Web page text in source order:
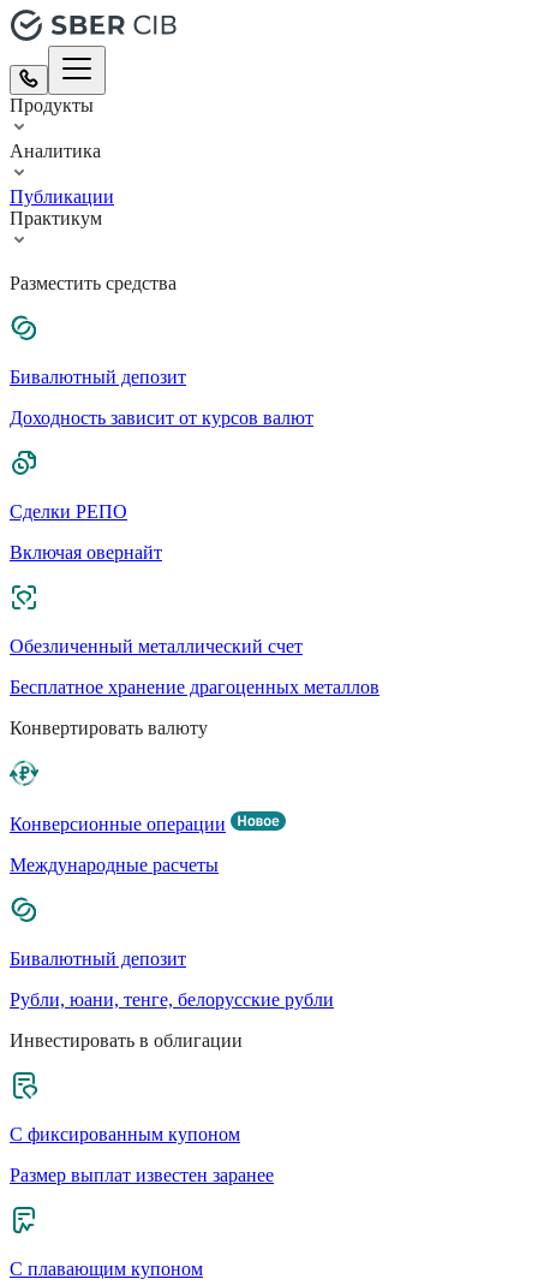
Продукты
Аналитика
Публикации
Практикум
Разместить средства
Бивалютный депозит
Доходность зависит от курсов валют
Сделки РЕПО
Включая овернайт
Обезличенный металлический счет
Бесплатное хранение драгоценных металлов
Конвертировать валюту
Конверсионные операции
Международные расчеты
Бивалютный депозит
Рубли, юани, тенге, белорусские рубли
Инвестировать в облигации
С фиксированным купоном
Размер выплат известен заранее
С плавающим купоном